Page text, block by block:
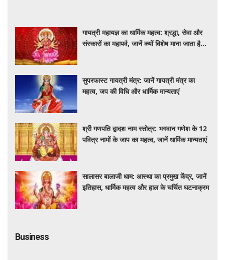
गायत्री महायज्ञ का धार्मिक महत्व: श्रद्धा, सेवा और
संस्कारों का महापर्व, जानें क्यों विशेष माना जाता है
सुपरफास्ट गायत्री मंत्र: जानें गायत्री मंत्र का
महत्व, जप की विधि और धार्मिक मान्यताएं
श्री गणपति द्वादश नाम स्तोत्र: भगवान गणेश के 12
पवित्र नामों के जाप का महत्व, जानें धार्मिक मान्यताएं
सालासर बालाजी धाम: आस्था का प्रमुख केंद्र, जानें
इतिहास, धार्मिक महत्व और हाल के चर्चित घटनाक्रम
Business